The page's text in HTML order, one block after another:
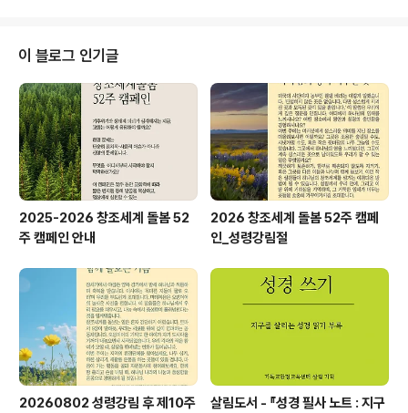
이 블로그 인기글
2025-2026 창조세계 돌봄 52
주 캠페인 안내
2026 창조세계 돌봄 52주 캠페
인_성령강림절
20260802 성령강림 후 제10주
살림도서 - 『성경 필사 노트 : 지구